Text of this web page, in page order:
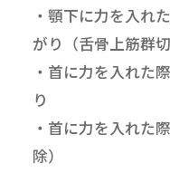
・顎下に力を入れ
がり（舌骨上筋群切
・首に力を入れた
り
・首に力を入れた
除）